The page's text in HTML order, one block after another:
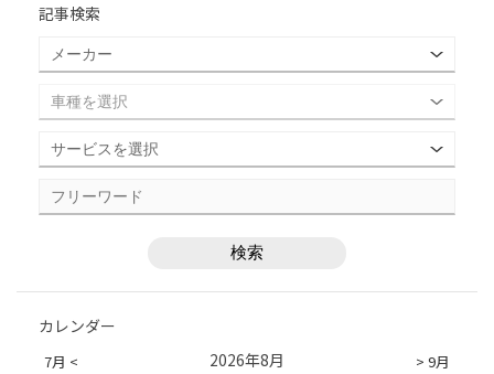
記事検索
カレンダー
7月 < > 9月
2026年8月